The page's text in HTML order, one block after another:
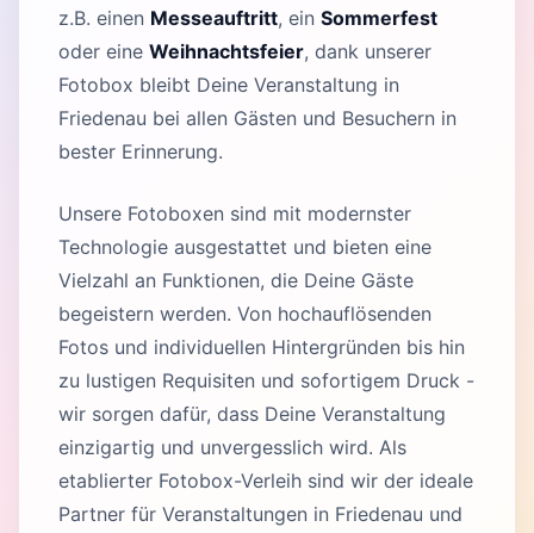
z.B. einen Messeauftritt, ein Sommerfest
oder eine Weihnachtsfeier, dank unserer
Fotobox bleibt Deine Veranstaltung in
Friedenau bei allen Gästen und Besuchern in
bester Erinnerung.
Unsere Fotoboxen sind mit modernster
Technologie ausgestattet und bieten eine
Vielzahl an Funktionen, die Deine Gäste
begeistern werden. Von hochauflösenden
Fotos und individuellen Hintergründen bis hin
zu lustigen Requisiten und sofortigem Druck -
wir sorgen dafür, dass Deine Veranstaltung
einzigartig und unvergesslich wird. Als
etablierter Fotobox-Verleih sind wir der ideale
Partner für Veranstaltungen in Friedenau und